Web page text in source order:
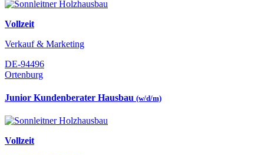
Vollzeit
Verkauf & Marketing
DE-94496
Ortenburg
Junior Kundenberater Hausbau (w/d/m)
Vollzeit